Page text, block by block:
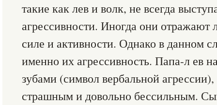
такие как лев и волк, не всегда
агрессивности. Иногда они отражают
силе и активности. Однако в данном
именно их агрессивность. Папа-л ев
зубами (символ вербальной
страшным и довольно бессильным.